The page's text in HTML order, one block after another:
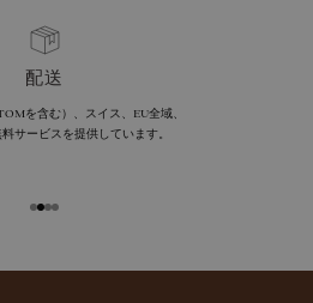
配送
を含む）、スイス、EU全域、
サービスを提供しています。